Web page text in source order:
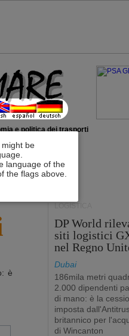
be
language of the
the flags above.
e politica dei trasporti
è
LOGISTICA
DP World
siti logistici
nel Regno
Dubai
186mila metri
2.000 dipendenti
di mano: è la
imposta
britannico per
di Wincanton